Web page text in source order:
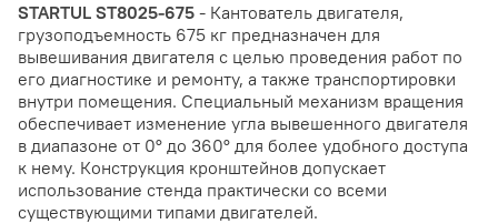
STARTUL ST8025-675 - Кантователь двигателя,
грузоподъемность 675 кг предназначен для
вывешивания двигателя с целью проведения работ по
его диагностике и ремонту, а также транспортировки
внутри помещения. Специальный механизм вращения
обеспечивает изменение угла вывешенного двигателя
в диапазоне от 0° до 360° для более удобного доступа
к нему. Конструкция кронштейнов допускает
использование стенда практически со всеми
существующими типами двигателей.